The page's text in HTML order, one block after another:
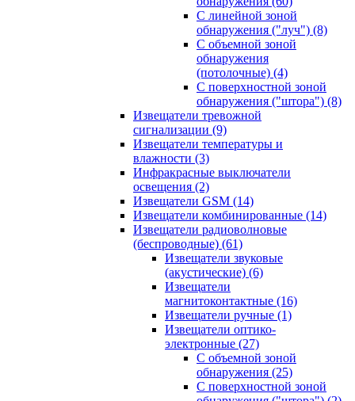
С линейной зоной
обнаружения ("луч") (8)
С объемной зоной
обнаружения
(потолочные) (4)
С поверхностной зоной
обнаружения ("штора") (8)
Извещатели тревожной
сигнализации (9)
Извещатели температуры и
влажности (3)
Инфракрасные выключатели
освещения (2)
Извещатели GSM (14)
Извещатели комбинированные (14)
Извещатели радиоволновые
(беспроводные) (61)
Извещатели звуковые
(акустические) (6)
Извещатели
магнитоконтактные (16)
Извещатели ручные (1)
Извещатели оптико-
электронные (27)
С объемной зоной
обнаружения (25)
С поверхностной зоной